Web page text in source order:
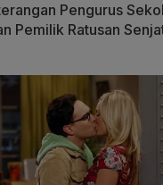
Pengurus
Pemilik Ratusan